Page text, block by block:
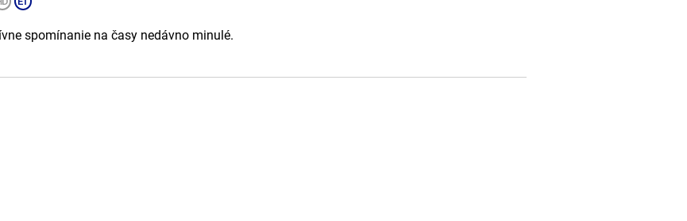
spomínanie na časy nedávno minulé.